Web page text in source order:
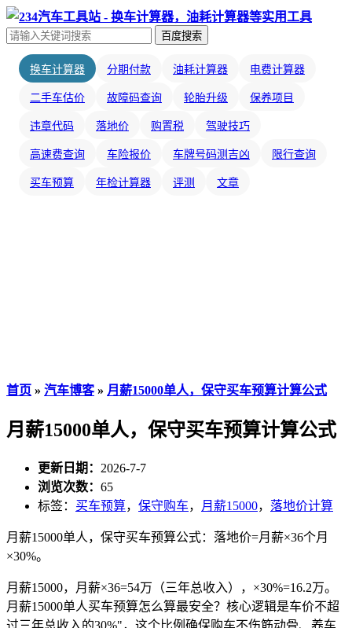
百度搜索
换车计算器 分期付款 油耗计算器 电费计算器
二手车估价 故障码查询 轮胎升级 保养项目
违章代码 落地价 购置税 驾驶技巧
高速费查询 车险报价 车牌号码测吉凶 限行查询
买车预算 年检计算器 评测 文章
首页 » 汽车博客» 月薪15000单人，保守买车预算计算公式
月薪15000单人，保守买车预算计算公式
更新日期： 2026-7-7
浏览次数： 65
标签： 买车预算， 保守购车， 月薪15000， 落地价计算
月薪15000单人，保守买车预算公式：落地价=月薪×36个月
×30%。
月薪15000，月薪×36=54万（三年总收入），×30%=16.2万。
月薪15000单人买车预算怎么算最安全？核心逻辑是车价不超
过三年总收入的30%"，这个比例确保购车不伤筋动骨、养车